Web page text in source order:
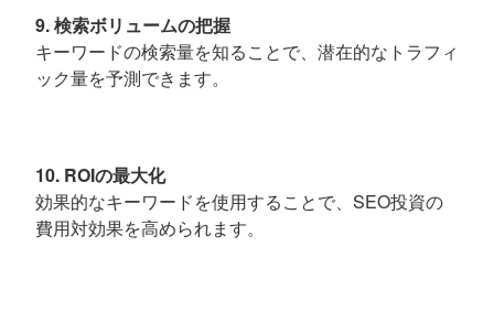
9. 検索ボリュームの把握
キーワードの検索量を知ることで、潜在的なトラフィ
ック量を予測できます。
10. ROIの最大化
効果的なキーワードを使用することで、SEO投資の
費用対効果を高められます。